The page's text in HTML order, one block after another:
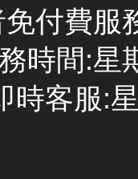
付費服
時間:星
時客服: